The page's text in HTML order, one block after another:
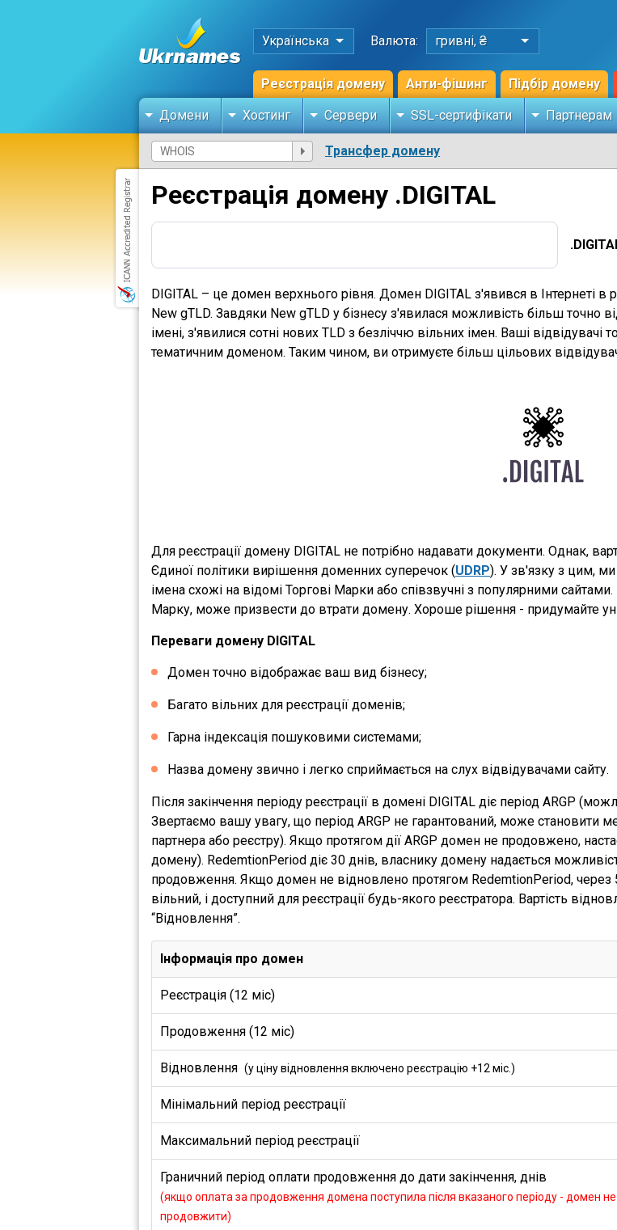
Українська Валюта: гривні, ₴
Реєстрація домену Анти-фішинг Підбір домену
Домени Хостинг Сервери SSL-сертифікати Партнерам
Трансфер домену
Реєстрація домену .DIGITAL
DIGITAL – це домен верхнього рівня. Домен DIGITAL з'явився в Інтернеті
New gTLD. Завдяки New gTLD у бізнесу з'явилася можливість більш точно
імені, з'явилися сотні нових TLD з безліччю вільних імен. Ваші відвідувачі
тематичним доменом. Таким чином, ви отримуєте більш цільових
Для реєстрації домену DIGITAL не потрібно надавати документи. Однак,
Єдиної політики вирішення доменних суперечок (UDRP). У зв'язку з цим,
імена схожі на відомі Торгові Марки або співзвучні з популярними
Марку, може призвести до втрати домену. Хороше рішення - придумайте
Переваги домену DIGITAL
Домен точно відображає ваш вид бізнесу;
Багато вільних для реєстрації доменів;
Гарна індексація пошуковими системами;
Назва домену звично і легко сприймається на слух відвідувачами сайту.
Після закінчення періоду реєстрації в домені DIGITAL діє період ARGP
Звертаємо вашу увагу, що період ARGP не гарантований, може становити
партнера або реєстру). Якщо протягом дії ARGP домен не продовжено,
домену). RedemtionPeriod діє 30 днів, власнику домену надається
продовження. Якщо домен не відновлено протягом RedemtionPeriod,
вільний, і доступний для реєстрації будь-якого реєстратора. Вартість
“Відновлення”.
Інформація про домен
Реєстрація (12 міс)
Продовження (12 міс)
Відновлення (у ціну відновлення включено реєстрацію +12 міс.)
Мінімальний період реєстрації
Максимальний період реєстрації
Граничний період оплати продовження до дати закінчення, днів
(якщо оплата за продовження домена поступила після вказаного періоду - домен
продовжити)